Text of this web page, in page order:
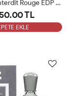
Givenchy L'Interdit Rouge EDP 80ML Kadın Parfümü ARC
TL
EKLE